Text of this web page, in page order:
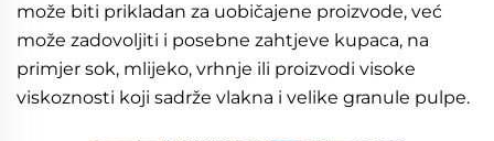
može biti prikladan za uobičajene proizvode, već
može zadovoljiti i posebne zahtjeve kupaca, na
primjer sok, mlijeko, vrhnje ili proizvodi visoke
viskoznosti koji sadrže vlakna i velike granule pulpe.